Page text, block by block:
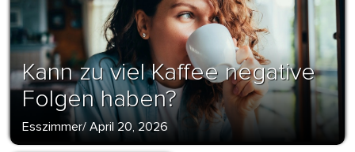
Kann zu viel Kaffee negative
Folgen haben?
Esszimmer/ April 20, 2026